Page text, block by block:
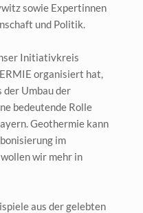
sowie Expertinnen
und Politik.
Initiativkreis
organisiert hat,
Umbau der
bedeutende Rolle
Geothermie kann
im
wir mehr in
aus der gelebten